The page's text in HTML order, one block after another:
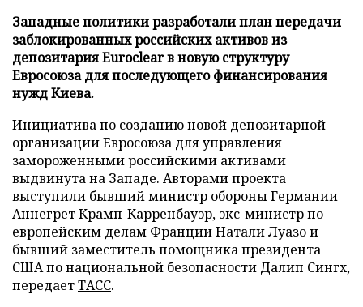
Западные политики разработали план передачи
заблокированных российских активов из
депозитария Euroclear в новую структуру
Евросоюза для последующего финансирования
нужд Киева.
Инициатива по созданию новой депозитарной
организации Евросоюза для управления
замороженными российскими активами
выдвинута на Западе. Авторами проекта
выступили бывший министр обороны Германии
Аннегрет Крамп-Карренбауэр, экс-министр по
европейским делам Франции Натали Луазо и
бывший заместитель помощника президента
США по национальной безопасности Далип Сингх,
передаетТАСС.